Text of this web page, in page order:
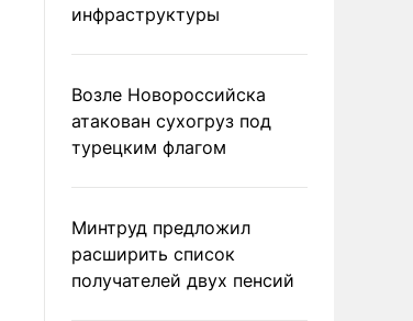
инфраструктуры
Возле Новороссийска
атакован сухогруз под
турецким флагом
Минтруд предложил
расширить список
получателей двух пенсий